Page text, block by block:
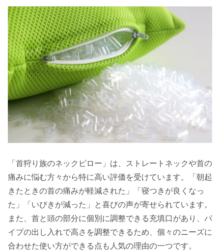
「首狩り族のネックピロー」は、ストレートネックや首の
痛みに悩む方々から特に高い評価を受けています。「朝起
きたときの首の痛みが軽減された」「寝つきが良くなっ
た」「いびきが減った」と喜びの声が寄せられています。
また、首と頭の部分に個別に調整できる充填口があり、パ
イプの出し入れで高さを調整できるため、個々のニーズに
合わせた使い方ができる点も人気の理由の一つです。